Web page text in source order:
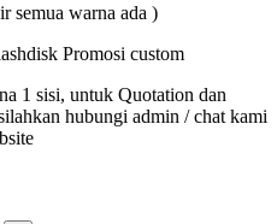
warna ada )
Promosi custom
1 sisi, untuk Quotation dan
hubungi admin / chat kami